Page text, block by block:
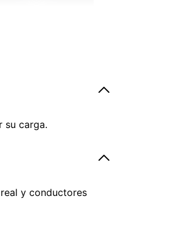
su carga.
y conductores